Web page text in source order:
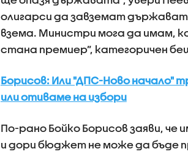
олигарси да завземат
взема. Министри мога да имам,
стана премиер”, категоричен
Борисов: Или "ДПС-Ново начало"
или отиваме на избори
По-рано Бойко Борисов заяви,
и дори бюджет не може да бъде